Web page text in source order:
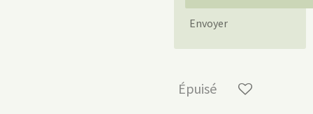
Envoyer
Épuisé